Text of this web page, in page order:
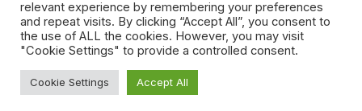
Bản quyền thuộc Trường Đại học Khoa học tự nhiên, Đại học Quốc
gia Thành phố Hồ Chí Minh. Năm 2024
relevant experience by remembering your preferences
and repeat visits. By clicking “Accept All”, you consent to
the use of ALL the cookies. However, you may visit
"Cookie Settings" to provide a controlled consent.
Cookie Settings Accept All